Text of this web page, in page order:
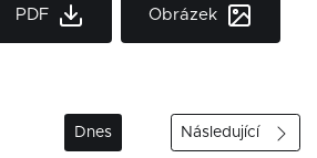
PDF Obrázek
Dnes Následující